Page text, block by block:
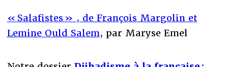
« Salafistes » , de François Margolin et
Lemine Ould Salem, par Maryse Emel